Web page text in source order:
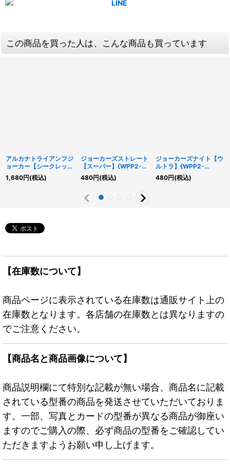
この商品を買った人は、こんな商品も買っています
アルカナトライアンフジ
ョーカー【シークレッ
ト】{WPP2-JP001}
《モンスター》
1,680円(税込)
ジョーカーズストレート
【スーパー】{WPP2-
JP004}《魔法》
480円(税込)
ジョーカーズナイト【ウ
ルトラ】{WPP2-
JP002}《モンスター》
480円(税込)
【在庫数について】
商品ページに表示されている在庫数は通販サイト上の
在庫数となります。各店舗の在庫数とは異なりますの
でご注意ください。
【商品名と商品画像について】
商品説明欄にて特別な記載が無い場合、商品名に記載
されている型番の商品を発送させていただいておりま
す。一部、写真とカードの型番が異なる商品が御座い
ますのでご購入の際、必ず商品の型番をご確認してい
ただきますようお願い申し上げます。